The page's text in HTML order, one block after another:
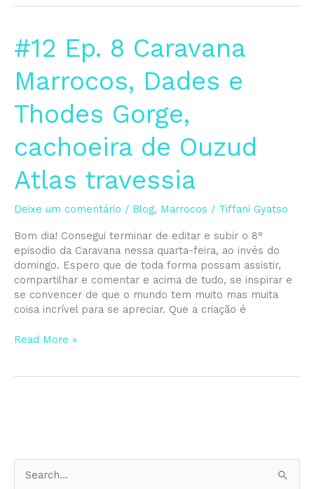
#12 Ep. 8 Caravana
Marrocos, Dades e
Thodes Gorge,
cachoeira de Ouzud
Atlas travessia
Deixe um comentário / Blog, Marrocos / Tiffani Gyatso
Bom dia! Consegui terminar de editar e subir o 8°
episodio da Caravana nessa quarta-feira, ao invés do
domingo. Espero que de toda forma possam assistir,
compartilhar e comentar e acima de tudo, se inspirar e
se convencer de que o mundo tem muito mas muita
coisa incrível para se apreciar. Que a criação é
#12
Ep.
Caravana
Dades
Thodes
Gorge,
cachoeira
de
Atlas
travessia
Read More »